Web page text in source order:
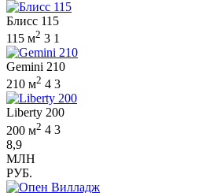
Блисс 115
115 м2 3 1
Gemini 210
210 м2 4 3
Liberty 200
200 м2 4 3
8,9
МЛН
РУБ.